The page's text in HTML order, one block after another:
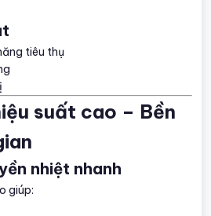
tiêu thụ
suất cao – Bền
nhiệt nhanh
giúp: